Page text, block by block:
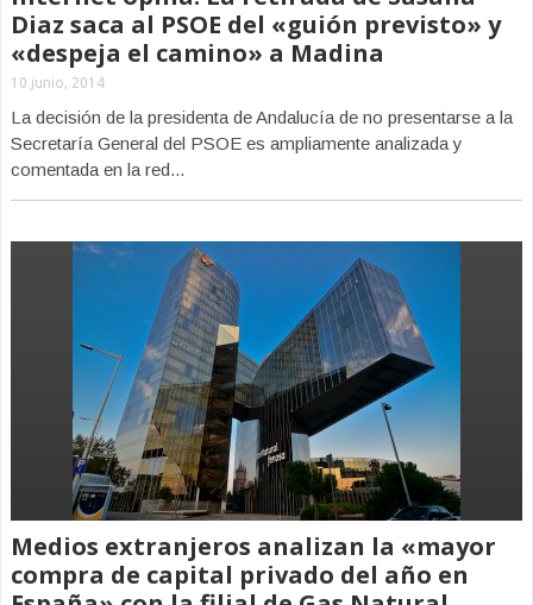
Diaz saca al PSOE del «guión previsto» y
«despeja el camino» a Madina
10 junio, 2014
La decisión de la presidenta de Andalucía de no presentarse a la
Secretaría General del PSOE es ampliamente analizada y
comentada en la red...
Medios extranjeros analizan la «mayor
compra de capital privado del año en